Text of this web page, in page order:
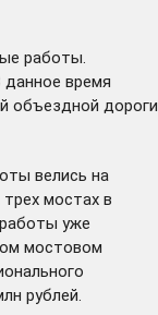
работы.
время
объездной дороги
велись на
мостах в
уже
мостовом
рублей.